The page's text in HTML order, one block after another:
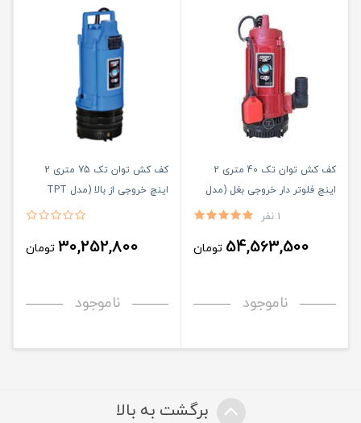
کف کش توان تک 40 متری 2
اینچ فلوتر دار خروجی بغل (مدل
1 نفر
54,563,500 تومان
ناموجود
کف کش توان تک 75 متری 2
اینچ خروجی از بالا (مدل TPT
30,252,800 تومان
ناموجود
برگشت به بالا